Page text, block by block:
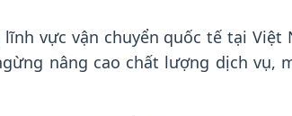
vực vận chuyển quốc tế tại Việt
nâng cao chất lượng dịch vụ,